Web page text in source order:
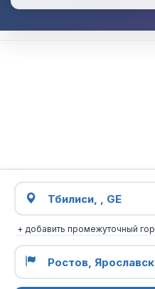
+ добавить промежуточный